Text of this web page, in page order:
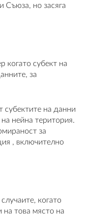
Съюза, но засяга
когато субект на
за
на данни
нейна територия.
за
, включително
когато
на това място на